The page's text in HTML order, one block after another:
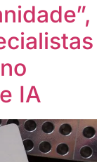
IA